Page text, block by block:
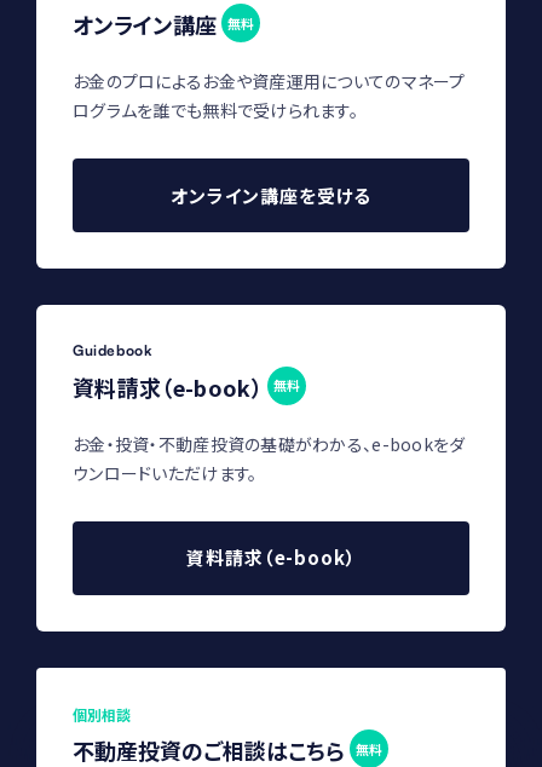
オンライン講座 無料
お金のプロによるお金や資産運用についてのマネープ
ログラムを誰でも無料で受けられます。
オンライン講座を受ける
Guidebook
資料請求（e-book） 無料
お金・投資・不動産投資の基礎がわかる、e-bookをダ
ウンロードいただけます。
資料請求（e-book）
個別相談
不動産投資のご相談はこちら 無料